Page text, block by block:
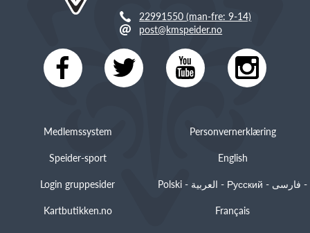
22991550 (man-fre: 9-14)
post@kmspeider.no
Medlemssystem
Speider-sport
Login gruppesider
Kartbutikken.no
Personvernerklæring
English
Polski - العربية - Русский - فارسی -
Français